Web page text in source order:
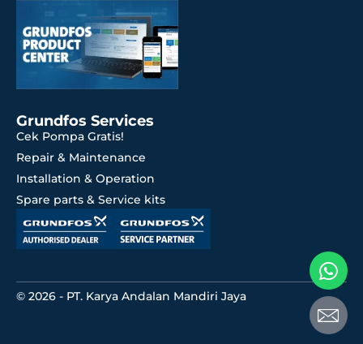
Grundfos Services
Cek Pompa Gratis!
Repair & Maintenance
Installation & Operation
Spare parts & Service kits
© 2026 - PT. Karya Andalan Mandiri Jaya